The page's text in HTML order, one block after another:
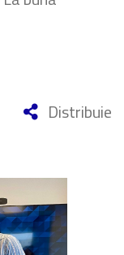
Distribuie